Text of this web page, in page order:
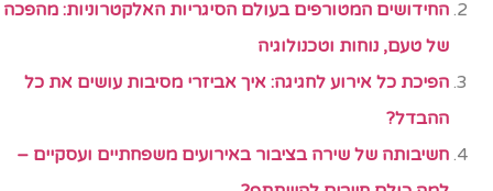
החידושים המטורפים בעולם הסיגריות האלקטרוניות: מהפכה
של טעם, נוחות וטכנולוגיה
הפיכת כל אירוע לחגיגה: איך אביזרי מסיבות עושים את כל
ההבדל?
חשיבותה של שירה בציבור באירועים משפחתיים ועסקיים –